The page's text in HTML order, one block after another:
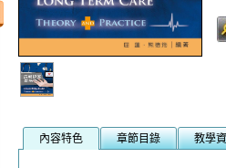
內容特色 章節目錄 教學